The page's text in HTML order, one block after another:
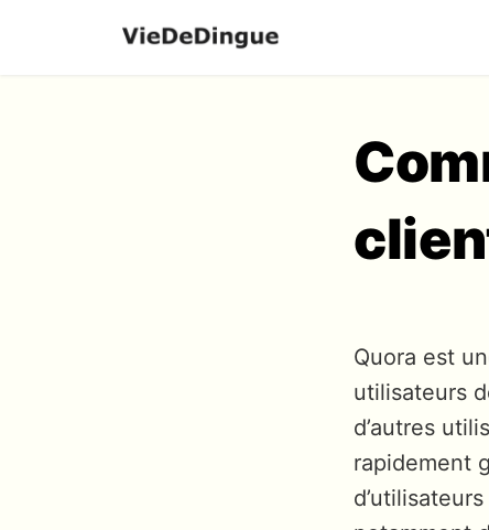
Quora est
utilisateurs
d’autres
rapidement